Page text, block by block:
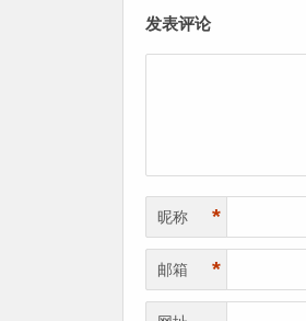
发表评论
昵称 *
邮箱 *